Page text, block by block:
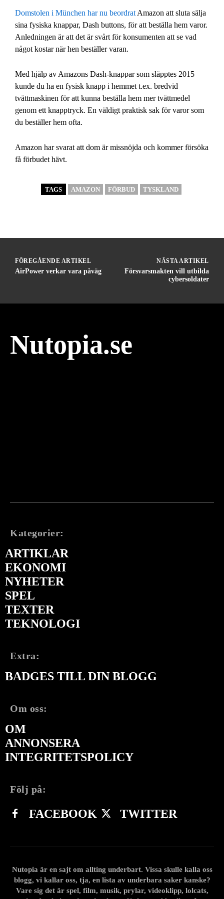
Domstolen i München har nu beordrat Amazon att sluta sälja
sina fysiska knappar, Dash buttons, för att beställa hem varor.
Anledningen är att det är svårt för konsumenten att se vad
något kostar när hen beställer varan.
Med hjälp av Amazons Dash-knappar som släpptes 2015
kunde du ha en fysisk knapp i hemmet t.ex. bredvid
tvättmaskinen för att kunna beställa hem mer tvättmedel
genom ett knapptryck. En väldigt praktisk sak för varor som
du beställer hem ofta.
Amazon har svarat att dom är missnöjda och kommer försöka
få förbudet hävt.
TAGS AMAZON FÖRBUD TYSKLAND
FÖREGÅENDE ARTIKEL
AirPower verkar vara påväg
NÄSTA ARTIKEL
Försvarsmakten vill utbilda
cybersoldater
Nutopia.se
Kategorier:
ARTIKLAR
EKONOMI
NYHETER
SPEL
TEXTER
TEKNOLOGI
Extra:
BADGES TILL DIN BLOGG
Om oss:
OM
ANNONSERA
INTEGRITETSPOLICY
Följ på:
FACEBOOK TWITTER
Nutopia är en sajt om allting underbart. Vissa skulle kalla oss
blogg, vi kallar oss, tja, en lista av underbara saker kanske?
Vare sig det är spel, film, musik, prylar, videoklipp, lolcats,